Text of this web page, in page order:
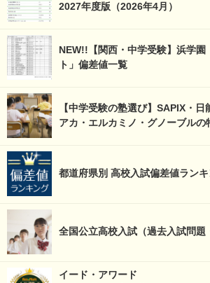
2027年度版（2026年4月）
NEW!!【関西・中学受験】浜学園
ト」偏差値一覧
【中学受験の塾選び】SAPIX・
アカ・エルカミノ・グノーブルの
都道府県別 高校入試偏差値ラン
全国公立高校入試（過去入試問題
イード・アワード